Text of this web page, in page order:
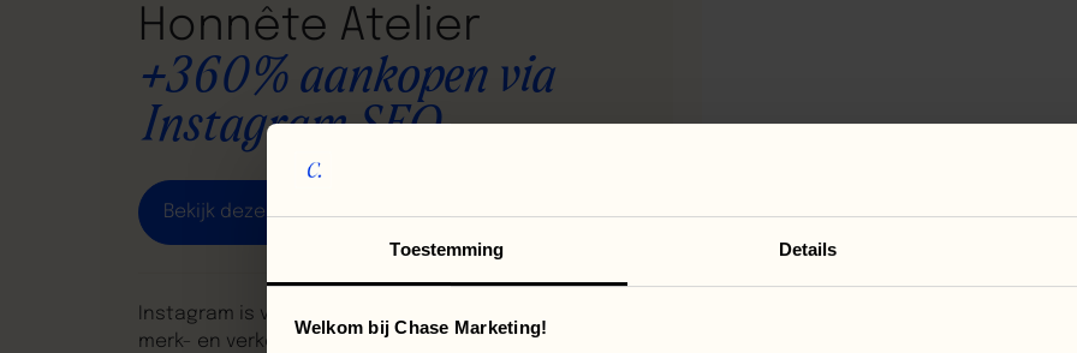
Toestemming Details
Welkom bij Chase Marketing!
Honnête Atelier
+360% aankopen via
Instagram SEO
Bekijk dezecase
Instagram is voor Honnête Atelier een belangrijk
merk- en verkoopkanaal. De organische content